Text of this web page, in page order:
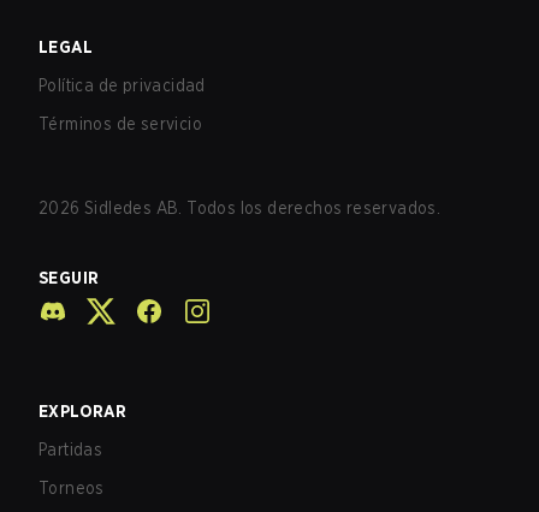
LEGAL
Política de privacidad
Términos de servicio
2026 Sidledes AB. Todos los derechos reservados.
SEGUIR
EXPLORAR
Partidas
Torneos